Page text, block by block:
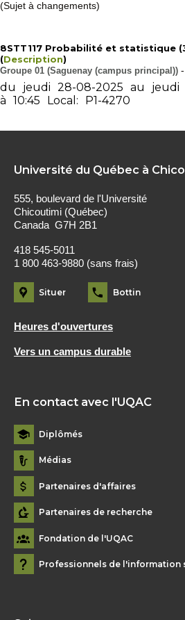
(Sujet à changements)
8STT117 Probabilité et statistique
(Description)
Groupe 01 (Saguenay (campus principal)) -
du jeudi 28-08-2025 au jeudi
à 10:45 Local: P1-4270
Université du Québec à
555, boulevard de l'Université
Chicoutimi (Québec)
Canada G7H 2B1
418 545-5011
1 800 463-9880 (sans frais)
Situer Bottin
Heures d'ouvertures
Vers un campus durable
En contact avec l'UQAC
Diplômés
Médias
Partenaires d'affaires
Partenaires de recherche
Fondation de l'UQAC
Professionnels de l'information